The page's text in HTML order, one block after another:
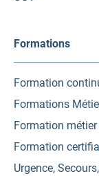
Formations
Formation
Formations
Formation
Formation
Urgence,